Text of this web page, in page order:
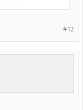
#12